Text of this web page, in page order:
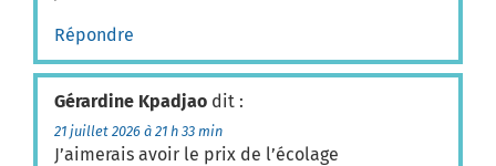
Répondre
Gérardine Kpadjao dit :
21 juillet 2026 à 21 h 33 min
J’aimerais avoir le prix de l’écolage